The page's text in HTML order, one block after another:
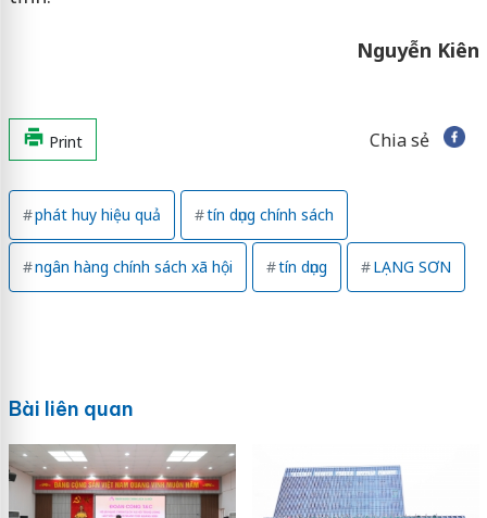
Nguyễn Kiên
Print Chia sẻ
phát huy hiệu quả tín dụng chính sách
ngân hàng chính sách xã hội tín dụng LẠNG SƠN
Bài liên quan